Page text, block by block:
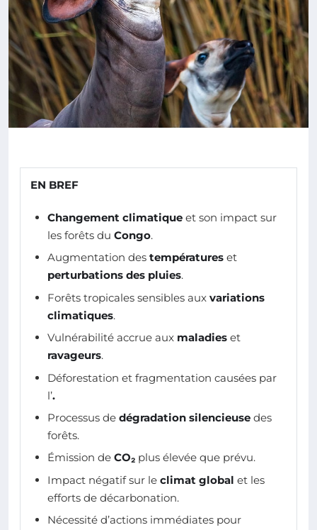
EN BREF
Changement climatique et son impact sur
les forêts du Congo.
Augmentation des températures et
perturbations des pluies.
Forêts tropicales sensibles aux variations
climatiques.
Vulnérabilité accrue aux maladies et
ravageurs.
Déforestation et fragmentation causées par
l’.
Processus de dégradation silencieuse des
forêts.
Émission de CO₂ plus élevée que prévu.
Impact négatif sur le climat global et les
efforts de décarbonation.
Nécessité d’actions immédiates pour